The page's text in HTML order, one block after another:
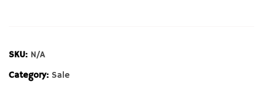
SKU: N/A
Category: Sale